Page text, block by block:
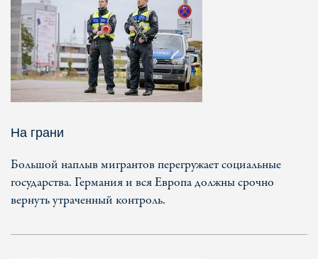
На грани
Большой наплыв мигрантов перегружает социальные
государства. Германия и вся Европа должны срочно
вернуть утраченный контроль.